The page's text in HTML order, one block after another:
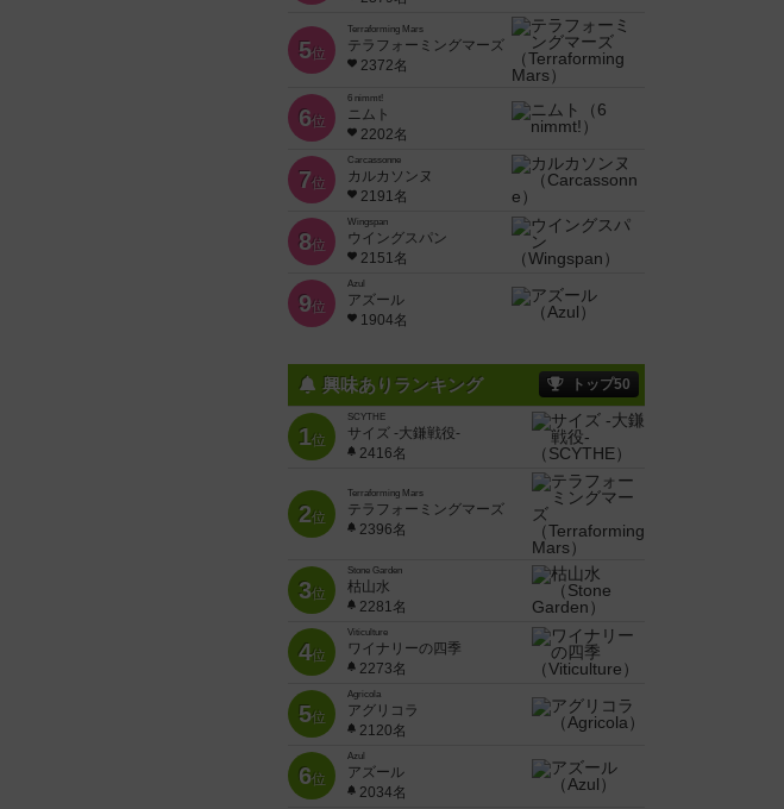
5位
Terraforming Mars
テラフォーミングマーズ
2372名
6位
6 nimmt!
ニムト
2202名
7位
Carcassonne
カルカソンヌ
2191名
8位
Wingspan
ウイングスパン
2151名
9位
Azul
アズール
1904名
興味ありランキング トップ50
1位
SCYTHE
サイズ -大鎌戦役-
2416名
2位
Terraforming Mars
テラフォーミングマーズ
2396名
3位
Stone Garden
枯山水
2281名
4位
Viticulture
ワイナリーの四季
2273名
5位
Agricola
アグリコラ
2120名
6位
Azul
アズール
2034名